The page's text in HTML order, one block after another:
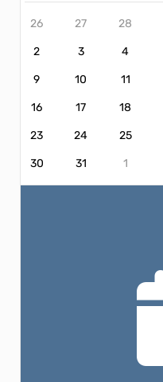
26 27 28
2 3 4
9 10 11
16 17 18
23 24 25
30 31 1